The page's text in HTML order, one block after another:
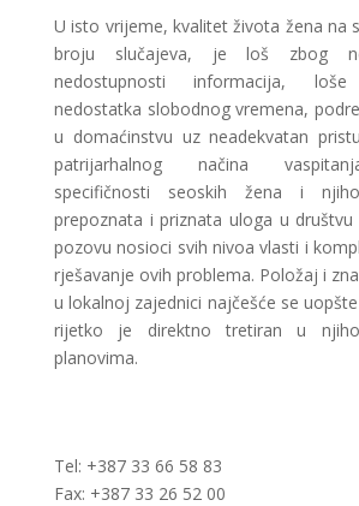
U isto vrijeme, kvalitet života žena na
broju slučajeva, je loš zbog
nedostupnosti informacija, loše
nedostatka slobodnog vremena,
u domaćinstvu uz neadekvatan
patrijarhalnog načina
specifičnosti seoskih žena i
prepoznata i priznata uloga u
pozovu nosioci svih nivoa vlasti i
rješavanje ovih problema. Položaj i
u lokalnoj zajednici najčešće se
rijetko je direktno tretiran u
planovima.
Tel: +387 33 66 58 83
Fax: +387 33 26 52 00